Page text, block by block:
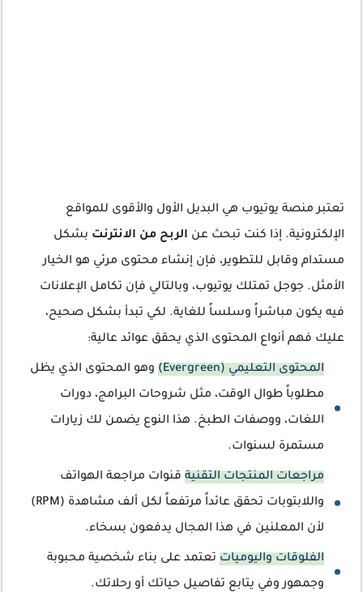
تعتبر منصة يوتيوب هي البديل الأول والأقوى للمواقع
الإلكترونية. إذا كنت تبحث عن الربح من الانترنت بشكل
مستدام وقابل للتطوير، فإن إنشاء محتوى مرئي هو الخيار
الأمثل. جوجل تمتلك يوتيوب، وبالتالي فإن تكامل الإعلانات
فيه يكون مباشراً وسلساً للغاية. لكي تبدأ بشكل صحيح،
عليك فهم أنواع المحتوى الذي يحقق عوائد عالية:
المحتوى التعليمي (Evergreen)
وهو المحتوى الذي يظل
مطلوباً طوال الوقت، مثل شروحات البرامج، دورات
اللغات، ووصفات الطبخ. هذا النوع يضمن لك زيارات
مستمرة لسنوات.
مراجعات المنتجات التقنية قنوات مراجعة الهواتف
واللابتوبات تحقق عائداً مرتفعاً لكل ألف مشاهدة (RPM)
لأن المعلنين في هذا المجال يدفعون بسخاء.
الفلوقات واليوميات تعتمد على بناء شخصية محبوبة
وجمهور وفي يتابع تفاصيل حياتك أو رحلاتك.